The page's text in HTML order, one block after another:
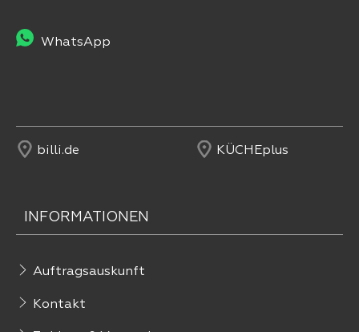
WhatsApp
billi.de KÜCHEplus
INFORMATIONEN
Auftragsauskunft
Kontakt